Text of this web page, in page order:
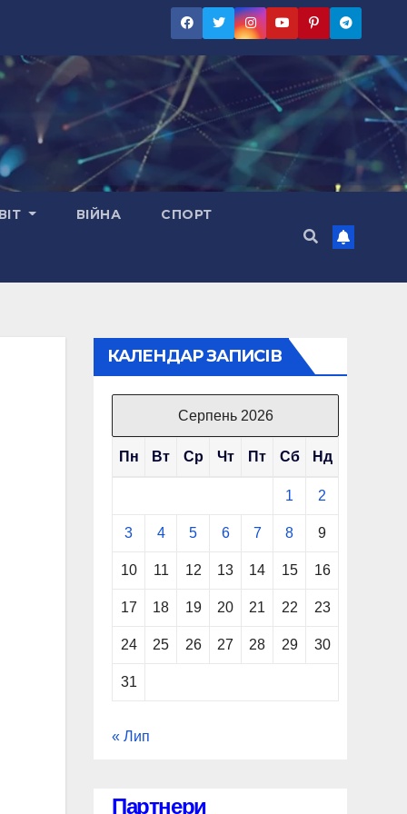
ВІЙНА СПОРТ
КАЛЕНДАР ЗАПИСІВ
Серпень 2026
Пн Вт Ср Чт Пт Сб Нд
1 2
3 4 5 6 7 8 9
10 11 12 13 14 15 16
17 18 19 20 21 22 23
24 25 26 27 28 29 30
31
« Лип
Партнери